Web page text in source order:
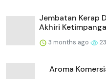
Jembatan Kerap
Akhiri
3 months ago
Aroma